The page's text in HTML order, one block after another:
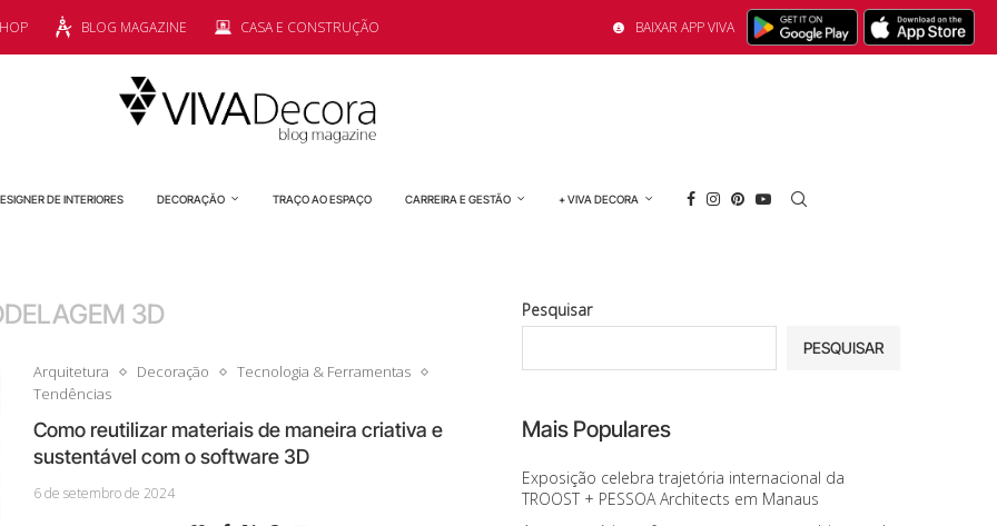
BLOG MAGAZINE CASA E CONSTRUÇÃO BAIXAR APP VIVA
DE INTERIORES DECORAÇÃO TRAÇO AO ESPAÇO CARREIRA E GESTÃO + VIVA DECORA
3D
Arquitetura Decoração
Tecnologia & Ferramentas
Tendências
Como reutilizar materiais de maneira criativa e
sustentável com o software 3D
6 de setembro de 2024
Pesquisar
PESQUISAR
Mais Populares
Exposição celebra trajetória internacional da
TROOST + PESSOA Architects em Manaus